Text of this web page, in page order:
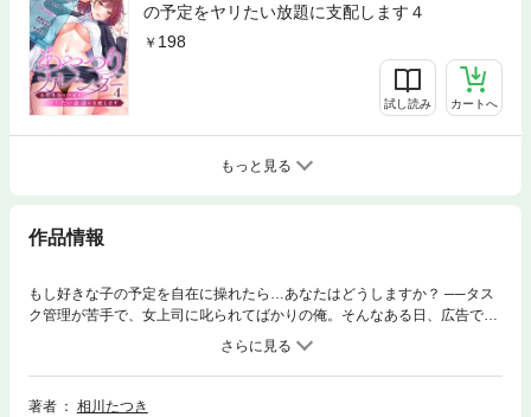
の予定をヤリたい放題に支配します４
198
試し読み カートへ
もっと見る
作品情報
もし好きな子の予定を自在に操れたら…あなたはどうしますか？ ──タス
ク管理が苦手で、女上司に叱られてばかりの俺。そんなある日、広告で見
つけたスケジュールアプリを試してみると、思わぬチカラを持っていた！
なんと、女部長の”浮気”や、同僚が”会議室でこっそりヤる”といった秘密の
予定が見えて…!?しかも、予定は書きかえ可能で、その通りに相手を操れ
る能力まで備えていた！…であれば早速、女性社員のスケジュールを俺と
著者
相川たつき